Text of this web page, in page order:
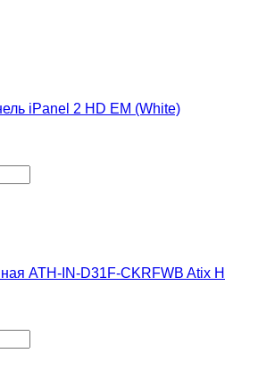
iPanel 2 HD EM (White)
ATH-IN-D31F-CKRFWB Atix H